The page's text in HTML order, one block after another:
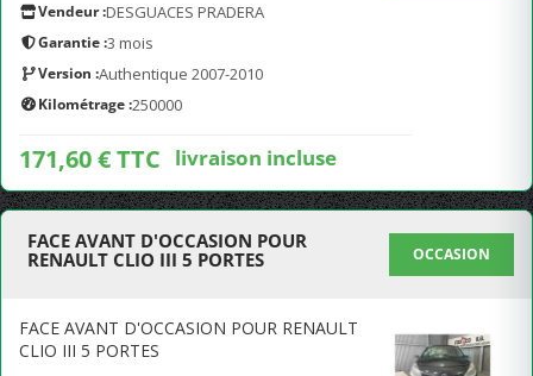
Vendeur :DESGUACES PRADERA
Garantie :3 mois
Version :Authentique 2007-2010
Kilométrage :250000
171,60 € TTC livraison incluse
FACE AVANT D'OCCASION POUR
RENAULT CLIO III 5 PORTES
OCCASION
FACE AVANT D'OCCASION POUR RENAULT
CLIO III 5 PORTES